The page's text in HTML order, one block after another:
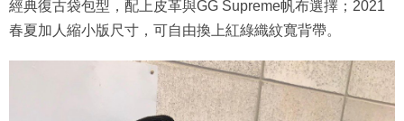
經典復古袋包型，配上皮革與GG Supreme帆布選擇；2021
春夏加人縮小版尺寸，可自由換上紅綠織紋寬背帶。